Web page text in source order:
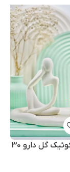
قرص اسلیم کوئیک گل دارو 30